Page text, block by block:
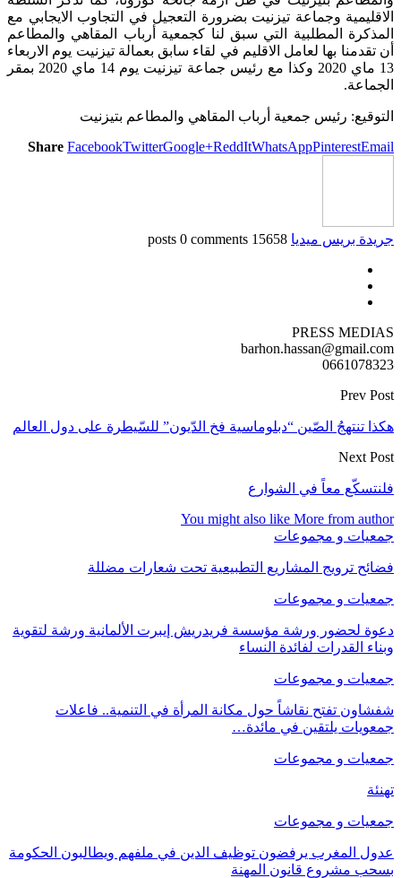
الاقليمية وجماعة تيزنيت بضرورة التعجيل في التجاوب الايجابي مع
المذكرة المطلبية التي سبق لنا كجمعية أرباب المقاهي والمطاعم
أن تقدمنا بها لعامل الاقليم في لقاء سابق بعمالة تيزنيت يوم الاربعاء
13 ماي 2020 وكذا مع رئيس جماعة تيزنيت يوم 14 ماي 2020 بمقر
الجماعة.
التوقيع: رئيس جمعية أرباب المقاهي والمطاعم بتيزنيت
Share FacebookTwitterGoogle+ReddItWhatsAppPinterestEmail
جريدة بريس ميديا 15658 posts
0 comments
PRESS MEDIAS
barhon.hassan@gmail.com
0661078323
Prev Post
هكذا تنتهجُ الصّين “دبلوماسية فخ الدّيون” للسّيطرة على دول العالم‬
Next Post
فلنتسكّع معاً في الشوارع
You might also like More from author
جمعيات و مجموعات
فضائح ترويج المشاريع التطبيعية تحت شعارات مضللة
جمعيات و مجموعات
دعوة لحضور ورشة مؤسسة فريدريش إيبرت الألمانية ورشة لتقوية
وبناء القدرات لفائدة النساء
جمعيات و مجموعات
شفشاون تفتح نقاشاً حول مكانة المرأة في التنمية.. فاعلات
جمعويات يلتقين في مائدة…
جمعيات و مجموعات
تهنئة
جمعيات و مجموعات
عدول المغرب يرفضون توظيف الدين في ملفهم ويطالبون الحكومة
بسحب مشروع قانون المهنة